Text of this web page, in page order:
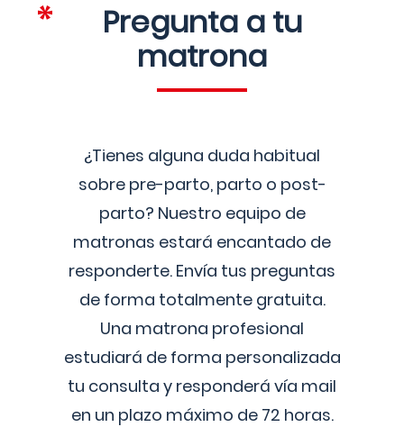
Pregunta a tu
matrona
¿Tienes alguna duda habitual
sobre pre-parto, parto o post-
parto? Nuestro equipo de
matronas estará encantado de
responderte. Envía tus preguntas
de forma totalmente gratuita.
Una matrona profesional
estudiará de forma personalizada
tu consulta y responderá vía mail
en un plazo máximo de 72 horas.